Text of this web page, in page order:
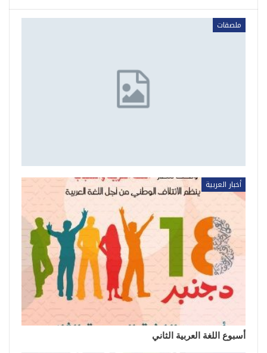
ملصقات
أخبار العربية
أسبوع اللغة العربية الثاني